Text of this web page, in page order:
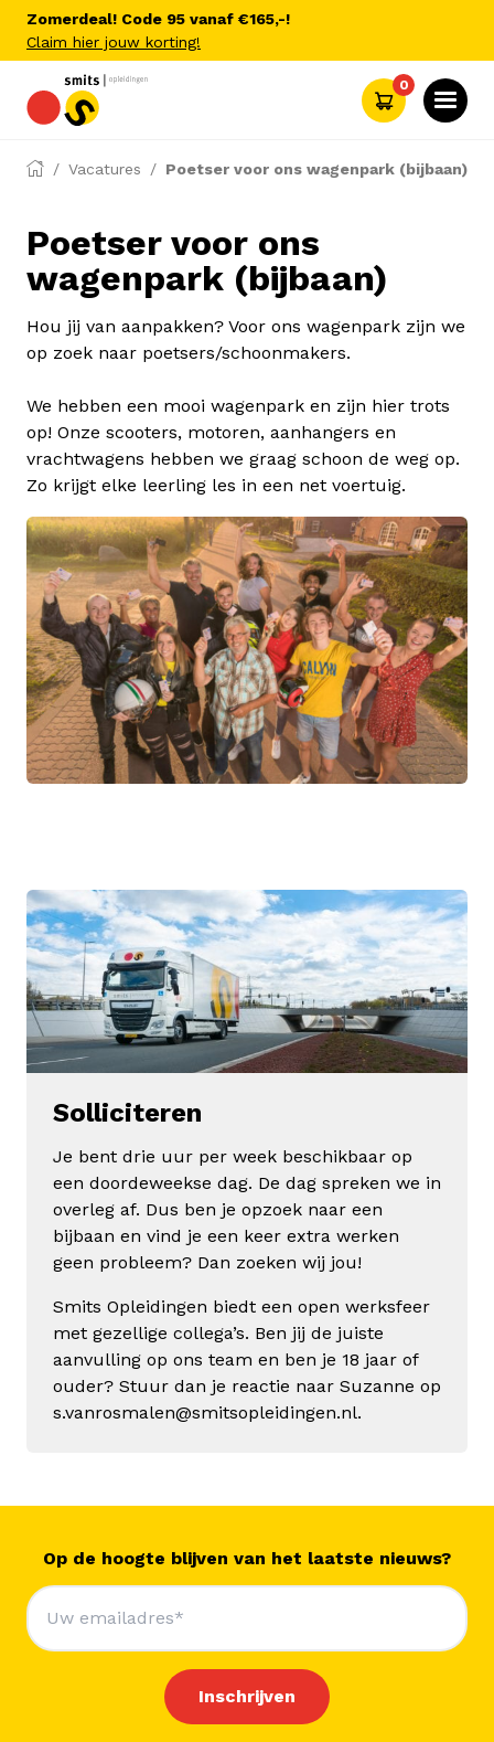
Zomerdeal! Code 95 vanaf €165,-!
Claim hier jouw korting!
0
Vacatures Poetser voor ons wagenpark (bijbaan)
Poetser voor ons
wagenpark (bijbaan)
Hou jij van aanpakken? Voor ons wagenpark zijn we
op zoek naar poetsers/schoonmakers.
We hebben een mooi wagenpark en zijn hier trots
op! Onze scooters, motoren, aanhangers en
vrachtwagens hebben we graag schoon de weg op.
Zo krijgt elke leerling les in een net voertuig.
Solliciteren
Je bent drie uur per week beschikbaar op
een doordeweekse dag. De dag spreken we in
overleg af. Dus ben je opzoek naar een
bijbaan en vind je een keer extra werken
geen probleem? Dan zoeken wij jou!
Smits Opleidingen biedt een open werksfeer
met gezellige collega’s. Ben jij de juiste
aanvulling op ons team en ben je 18 jaar of
ouder? Stuur dan je reactie naar Suzanne op
s.vanrosmalen@smitsopleidingen.nl.
Op de hoogte blijven van het laatste nieuws?